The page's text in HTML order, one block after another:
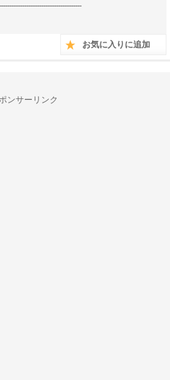
お気に入りに追加
ンサーリンク